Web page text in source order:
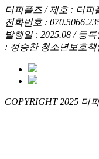
더피플즈 / 제호 : 더피
전화번호 :
발행일 : 2025.08 / 등
: 정승찬 청소년보호
COPYRIGHT 2025 더